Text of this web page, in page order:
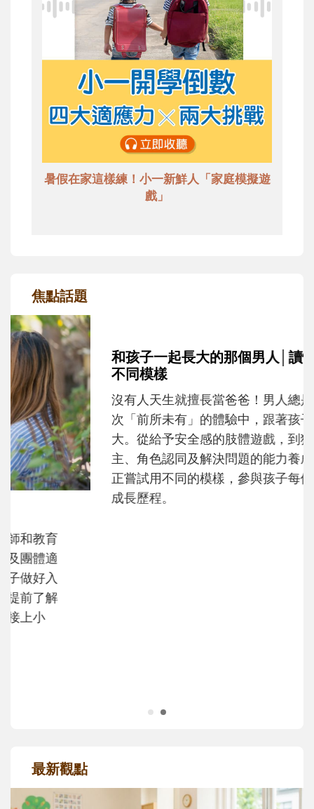
暑假在家這樣練！小一新鮮人「家庭模擬遊
戲」
焦點話題
不同模樣
沒有人天生就擅長當爸爸！男人總是在一次
次「前所未有」的體驗中，跟著孩子一起長
大。從給予安全感的肢體遊戲，到獨立自
主、角色認同及解決問題的能力養成。爸爸
最新觀點